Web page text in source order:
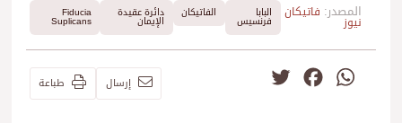
المصدر: فاتيكان
نيوز
البابا
فرنسيس
الفاتيكان دائرة عقيدة
الإيمان
Fiducia
Suplicans
WhatsApp
Facebook إرسال طباعة